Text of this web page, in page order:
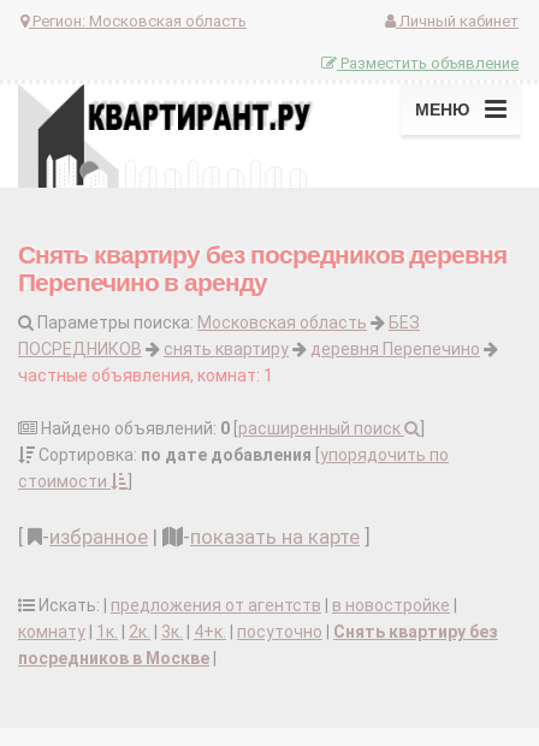
Регион: Московская область Личный кабинет
Разместить объявление
МЕНЮ
Снять квартиру без посредников деревня
Перепечино в аренду
Параметры поиска: Московская область
БЕЗ
ПОСРЕДНИКОВ
снять квартиру
деревня Перепечино
частные объявления, комнат: 1
Найдено объявлений: 0 расширенный поиск
Сортировка: по дате добавления упорядочить по
стоимости
-избранное | -показать на карте
Искать: | предложения от агентств в новостройке
комнату
1к. 2к. 3к. 4+к. посуточно
Снять квартиру без
посредников в Москве